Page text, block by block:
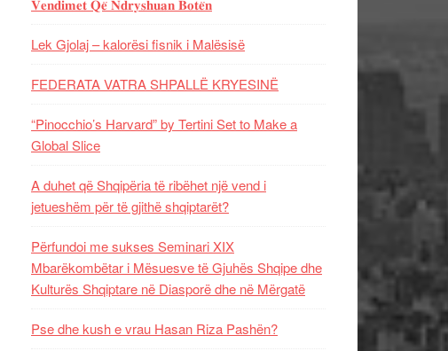
𝐕𝐞𝐧𝐝𝐢𝐦𝐞𝐭 𝐐𝐞̈ 𝐍𝐝𝐫𝐲𝐬𝐡𝐮𝐚𝐧 𝐁𝐨𝐭𝐞̈𝐧
Lek Gjolaj – kalorësi fisnik i Malësisë
FEDERATA VATRA SHPALLË KRYESINË
“Pinocchio’s Harvard” by Tertini Set to Make a
Global Slice
A duhet që Shqipëria të ribëhet një vend i
jetueshëm për të gjithë shqiptarët?
Përfundoi me sukses Seminari XIX
Mbarëkombëtar i Mësuesve të Gjuhës Shqipe dhe
Kulturës Shqiptare në Diasporë dhe në Mërgatë
Pse dhe kush e vrau Hasan Riza Pashën?